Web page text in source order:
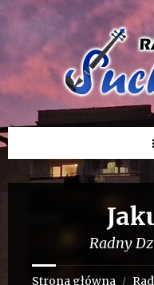
Przejdź
Przejdź
bocznego
Przejdź
Radny
Strona główna /